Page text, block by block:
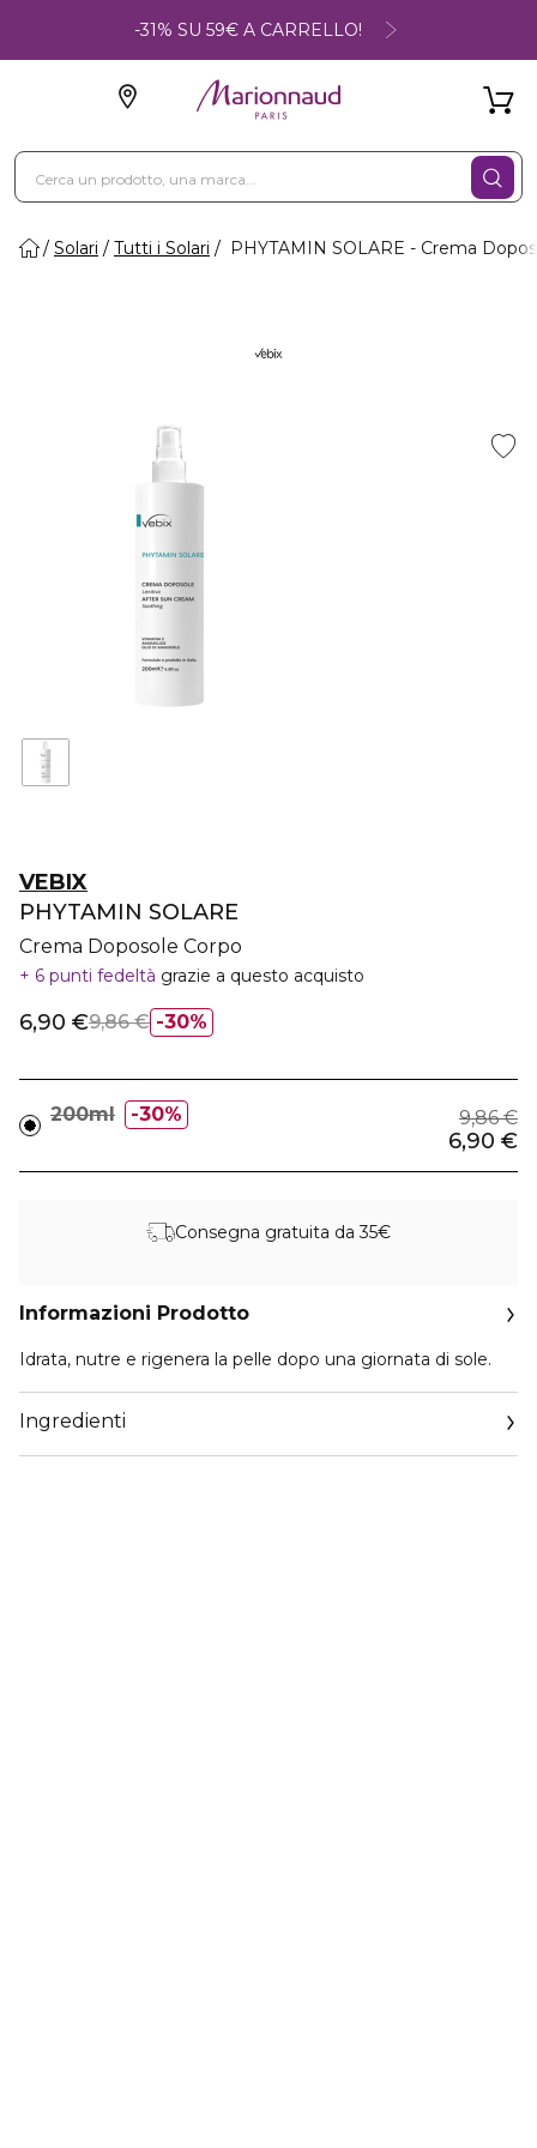
-31% SU 59€ A CARRELLO!
Solari Tutti i Solari PHYTAMIN SOLARE - Crema
VEBIX
PHYTAMIN SOLARE
Crema Doposole Corpo
6 punti fedeltà grazie a questo acquisto
30%
6,90 €9,86 €
200ml 30% 9,86 €
6,90 €
Consegna gratuita da 35€
Informazioni Prodotto
Idrata, nutre e rigenera la pelle dopo una giornata di sole.
Ingredienti